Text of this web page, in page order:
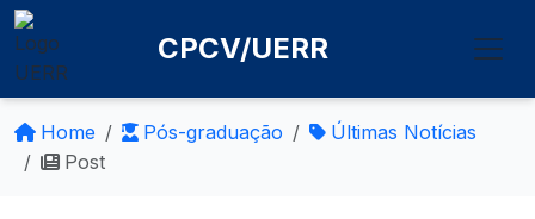
CPCV/UERR
Home Pós-graduação
Últimas Notícias
Post